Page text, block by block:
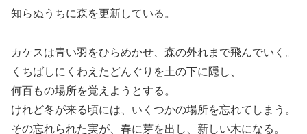
知らぬうちに森を更新している。
カケスは青い羽をひらめかせ、森の外れまで飛んでいく。
くちばしにくわえたどんぐりを土の下に隠し、
何百もの場所を覚えようとする。
けれど冬が来る頃には、いくつかの場所を忘れてしまう。
その忘れられた実が、春に芽を出し、新しい木になる。